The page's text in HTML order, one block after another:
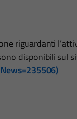
riguardanti
disponibili sul